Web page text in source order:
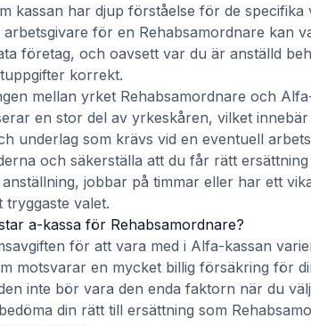
kassan har djup förståelse för de
arbetsgivare för en Rehabsamordnare kan
företag, och oavsett var du är anställd
korrekt.
mellan yrket Rehabsamordnare och
en stor del av yrkeskåren, vilket
underlag som krävs vid en eventuell
och säkerställa att du får rätt
jobbar på timmar eller har ett
tryggaste valet.
a-kassa för Rehabsamordnare?
för att vara med i Alfa-kassan
motsvarar en mycket billig försäkring för
inte bör vara den enda faktorn när du
din rätt till ersättning som